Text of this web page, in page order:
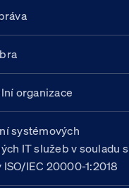
organizace
systémových
IT služeb v souladu s
IEC 20000-1:2018